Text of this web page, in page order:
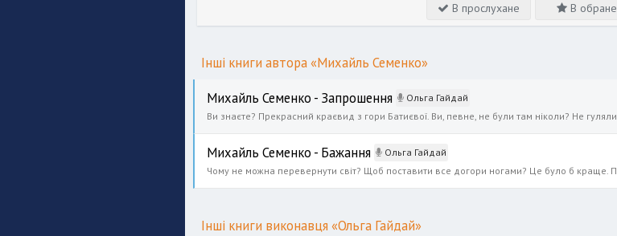
В прослухане В обране
Інші книги автора «Михайль Семенко»
Михайль Семенко - Запрошення Ольга Гайдай
Михайль Семенко - Бажання Ольга Гайдай
Інші книги виконавця «Ольга Гайдай»